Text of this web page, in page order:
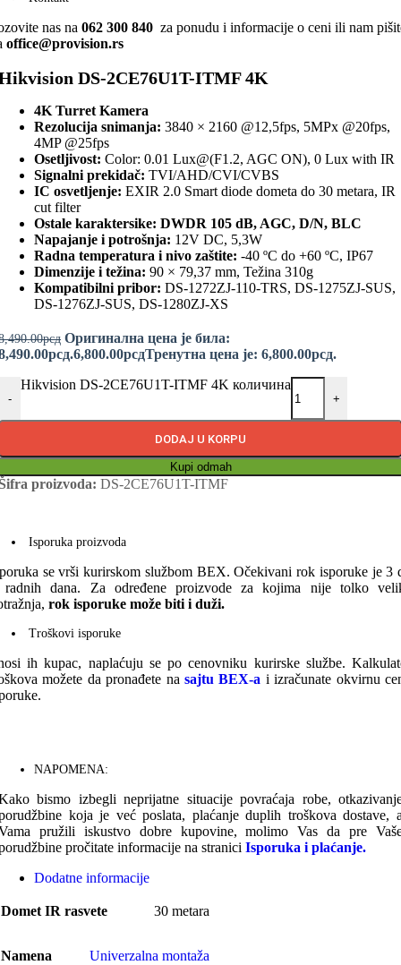
nas na 062 300 840 za ponudu i informacije o ceni ili nam
office@provision.rs
DS-2CE76U1T-ITMF 4K
4K Turret Kamera
Rezolucija snimanja: 3840 × 2160 @12,5fps, 5MPx @20fps,
4MP @25fps
Osetljivost: Color: 0.01 Lux@(F1.2, AGC ON), 0 Lux with IR
Signalni prekidač: TVI/AHD/CVI/CVBS
IC osvetljenje: EXIR 2.0 Smart diode dometa do 30 metara, IR
cut filter
Ostale karaktersike: DWDR 105 dB, AGC, D/N, BLC
Napajanje i potrošnja: 12V DC, 5,3W
Radna temperatura i nivo zaštite: -40 ºC do +60 ºC, IP67
Dimenzije i težina: 90 × 79,37 mm, Težina 310g
Kompatibilni pribor: DS-1272ZJ-110-TRS, DS-1275ZJ-SUS,
DS-1276ZJ-SUS, DS-1280ZJ-XS
рсд Оригинална цена је била:
6,800.00рсдТренутна цена је: 6,800.00рсд.
-
Hikvision DS-2CE76U1T-ITMF 4K количина
+
DODAJ U KORPU
Kupi odmah
proizvoda: DS-2CE76U1T-ITMF
Isporuka proizvoda
se vrši kurirskom službom BEX. Očekivani rok isporuke je 3
dana. Za određene proizvode za kojima nije tolko
rok isporuke može biti i duži.
Troškovi isporuke
ih kupac, naplaćuju se po cenovniku kurirske službe.
možete da pronađete na sajtu BEX-a i izračunate okvirnu
NAPOMENA:
bismo izbegli neprijatne situacije povraćaja robe,
koja je već poslata, plaćanje duplih troškova dostave,
pružili iskustvo dobre kupovine, molimo Vas da pre
pročitate informacije na stranici Isporuka i plaćanje.
Dodatne informacije
Domet IR rasvete 30 metara
Namena Univerzalna montaža